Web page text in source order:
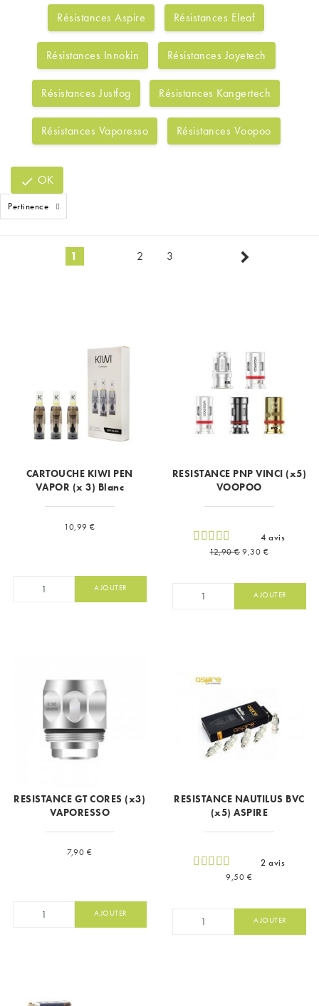
Résistances Aspire Résistances Eleaf
Résistances Innokin Résistances Joyetech
Résistances Justfog Résistances Kangertech
Résistances Vaporesso Résistances Voopoo
 OK
Pertinence
1 2 3 
CARTOUCHE KIWI PEN
VAPOR (x 3) Blanc
Prix
10,99 €
AJOUTER
RESISTANCE PNP VINCI (x5)
VOOPOO
4 avis
Prix de base
12,90 €Prix
9,30 €
AJOUTER
RESISTANCE GT CORES (x3)
VAPORESSO
Prix
7,90 €
AJOUTER
RESISTANCE NAUTILUS BVC
(x5) ASPIRE
2 avis
Prix
9,50 €
AJOUTER